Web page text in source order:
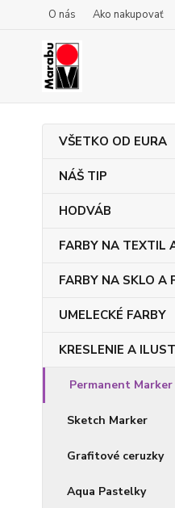
O nás Ako nakupovať
VŠETKO OD EURA
NÁŠ TIP
HODVÁB
FARBY NA TEXTIL
FARBY NA SKLO A
UMELECKÉ FARBY
KRESLENIE A
Permanent Marker
Sketch Marker
Grafitové ceruzky
Aqua Pastelky